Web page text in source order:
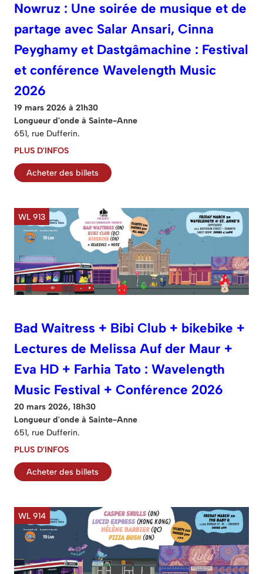
Nowruz : Une soirée de musique et de
partage avec Salar Ansari, Cinna
Peyghamy et Dastgâmachine : Festival
et conférence Wavelength Music
2026
19 mars 2026 à 21h30
Longueur d'onde à Sainte-Anne
651, rue Dufferin.
PLUS D'INFOS
Acheter des billets
WL 913
Bad Waitress + Bibi Club + bikebike +
Lectures de Melissa Auf der Maur +
Eva HD + Farhia Tato : Wavelength
Music Festival + Conférence 2026
20 mars 2026, 18h30
Longueur d'onde à Sainte-Anne
651, rue Dufferin.
PLUS D'INFOS
Acheter des billets
WL 914